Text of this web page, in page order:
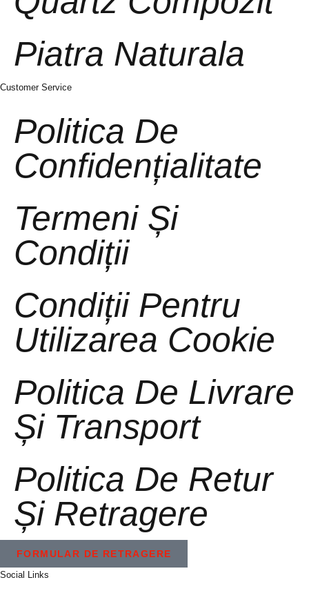
Piatra Naturala
Customer Service
Politica De
Confidențialitate
Termeni Și
Condiții
Condiții Pentru
Utilizarea Cookie
Politica De Livrare
Și Transport
Politica De Retur
Și Retragere
FORMULAR DE RETRAGERE
Social Links